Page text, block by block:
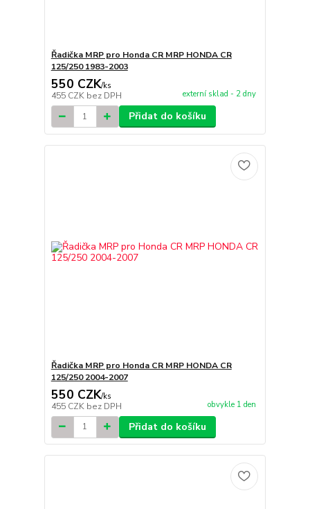
Řadička MRP pro Honda CR MRP HONDA CR
125/250 1983-2003
550 CZK/ks
455 CZK bez DPH externí sklad - 2 dny
Přidat do košíku
Řadička MRP pro Honda CR MRP HONDA CR
125/250 2004-2007
550 CZK/ks
455 CZK bez DPH obvykle 1 den
Přidat do košíku